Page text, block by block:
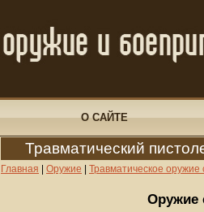
О САЙТЕ
Травматический
Главная Оружие Травматическое
Оружие